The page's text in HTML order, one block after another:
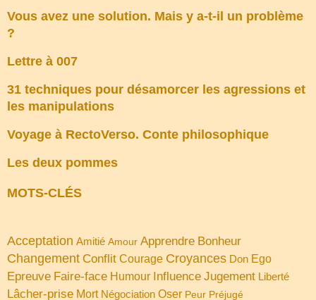
Vous avez une solution. Mais y a-t-il un problème
?
Lettre à 007
31 techniques pour désamorcer les agressions et
les manipulations
Voyage à RectoVerso. Conte philosophique
Les deux pommes
MOTS-CLÉS
Acceptation Amitié Amour Apprendre Bonheur
Changement Conflit Courage Croyances Don Ego
Epreuve Faire-face Humour Influence Jugement Liberté
Lâcher-prise Mort Négociation Oser Peur Préjugé